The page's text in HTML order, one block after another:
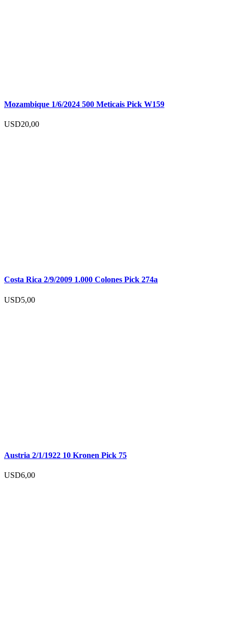
Mozambique 1/6/2024 500 Meticais Pick W159
USD20,00
Costa Rica 2/9/2009 1.000 Colones Pick 274a
USD5,00
Austria 2/1/1922 10 Kronen Pick 75
USD6,00